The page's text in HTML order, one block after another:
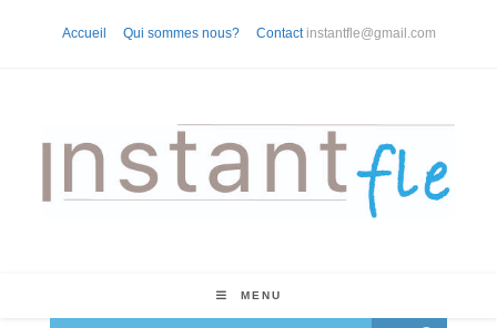
Accueil Qui sommes nous? Contact instantfle@gmail.com
MENU